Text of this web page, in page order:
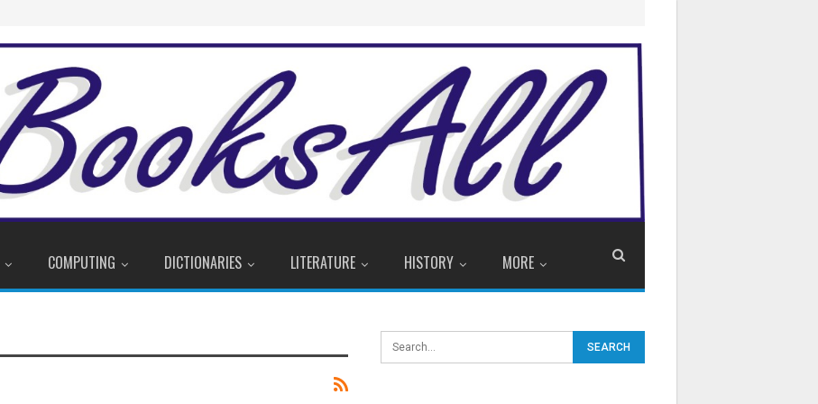
COMPUTING DICTIONARIES LITERATURE HISTORY MORE